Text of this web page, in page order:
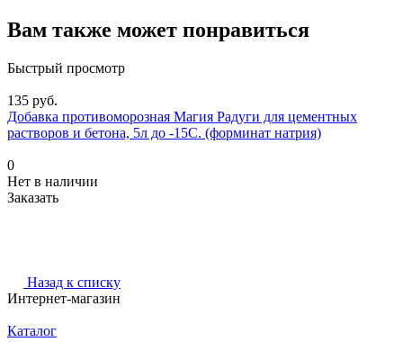
Вам также может понравиться
Быстрый просмотр
135 руб.
Добавка противоморозная Магия Радуги для цементных
растворов и бетона, 5л до -15С. (форминат натрия)
0
Нет в наличии
Заказать
Назад к списку
Интернет-магазин
Каталог